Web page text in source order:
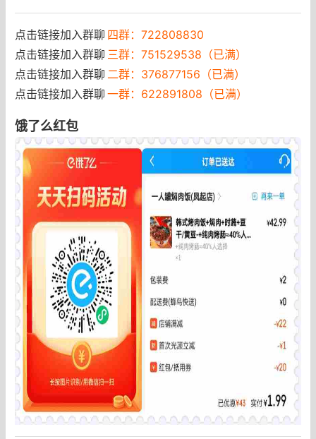
点击链接加入群聊 四群：722808830
点击链接加入群聊 三群：751529538（已满）
点击链接加入群聊 二群：376877156（已满）
点击链接加入群聊 一群：622891808（已满）
饿了么红包